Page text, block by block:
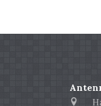
Hai